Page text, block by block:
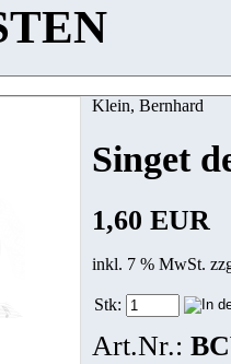
Klein, Bernhard
Singet
1,60 EUR
inkl. 7 % MwSt.
Stk:
Art.Nr.: